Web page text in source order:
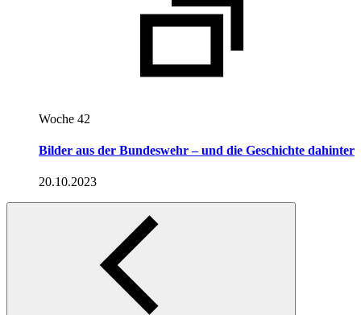
Woche 42
Bilder aus der Bundeswehr – und die Geschichte dahinter
20.10.2023